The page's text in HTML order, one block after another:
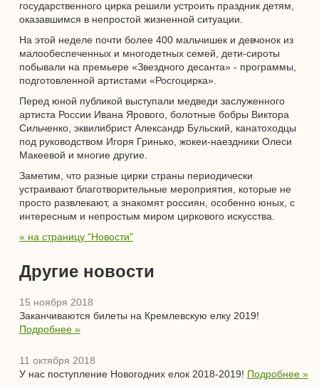
государственного цирка решили устроить праздник детям,
оказавшимся в непростой жизненной ситуации.
На этой неделе почти более 400 мальчишек и девчонок из
малообеспеченных и многодетных семей, дети-сироты
побывали на премьере «Звездного десанта» - программы,
подготовленной артистами «Росгоцирка».
Перед юной публикой выступали медведи заслуженного
артиста России Ивана Ярового, болотные бобры Виктора
Сильченко, эквилибрист Александр Бульский, канатоходцы
под руководством Игоря Гринько, жокеи-наездники Олеси
Макеевой и многие другие.
Заметим, что разные цирки страны периодически
устраивают благотворительные мероприятия, которые не
просто развлекают, а знакомят россиян, особенно юных, с
интересным и непростым миром циркового искусства.
« на страницу "Новости"
Другие новости
15 ноября 2018
Заканчиваются билеты на Кремлевскую елку 2019!
Подробнее »
11 октября 2018
У нас поступление Новогодних елок 2018-2019! Подробнее »